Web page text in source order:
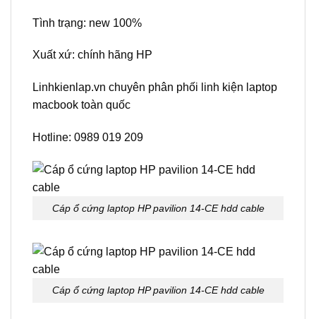
Tình trạng: new 100%
Xuất xứ: chính hãng HP
Linhkienlap.vn chuyên phân phối linh kiện laptop
macbook toàn quốc
Hotline: 0989 019 209
Cáp ổ cứng laptop HP pavilion 14-CE hdd cable
Cáp ổ cứng laptop HP pavilion 14-CE hdd cable